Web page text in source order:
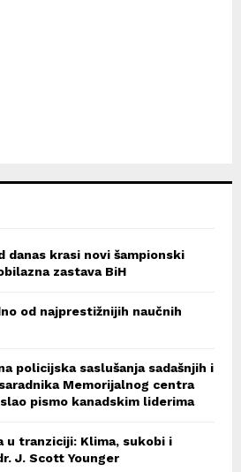
danas krasi novi šampionski
zastava BiH
od najprestižnijih naučnih
policijska saslušanja sadašnjih i
Memorijalnog centra
pismo kanadskim liderima
u tranziciji: Klima, sukobi i
J. Scott Younger